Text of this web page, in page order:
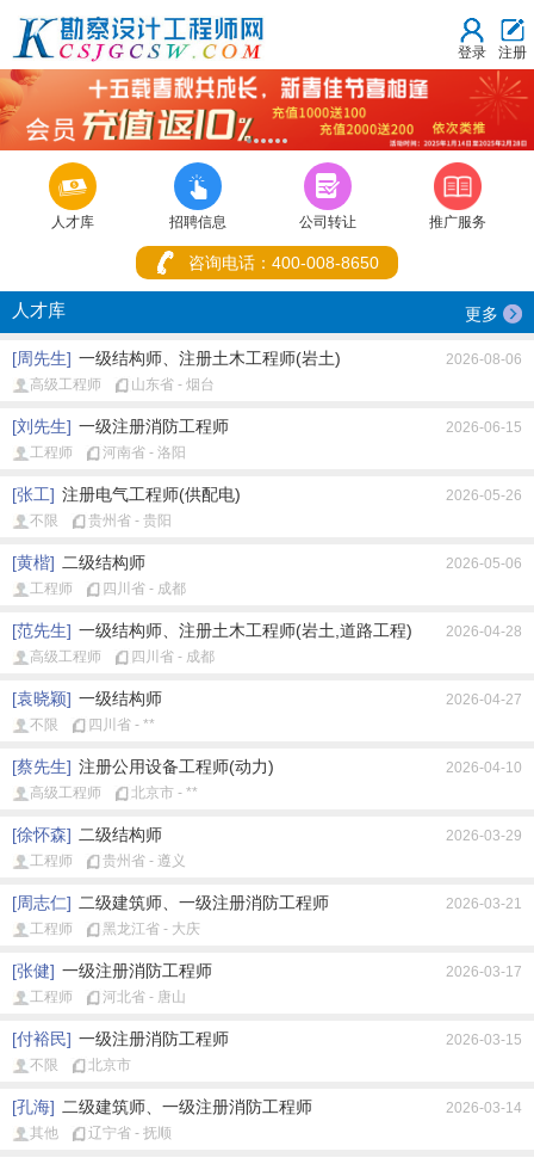
登录 注册
123456

人才库

招聘信息

公司转让 推广服务
咨询电话：400-008-8650
人才库 更多
[周先生] 一级结构师、注册土木工程师(岩土)
2026-08-06
高级工程师
山东省 - 烟台
[刘先生] 一级注册消防工程师
2026-06-15
工程师
河南省 - 洛阳
[张工] 注册电气工程师(供配电)
2026-05-26
不限
贵州省 - 贵阳
[黄楷] 二级结构师
2026-05-06
工程师
四川省 - 成都
[范先生] 一级结构师、注册土木工程师(岩土,道路工程)
2026-04-28
高级工程师
四川省 - 成都
[袁晓颖] 一级结构师
2026-04-27
不限
四川省 - **
[蔡先生] 注册公用设备工程师(动力)
2026-04-10
高级工程师
北京市 - **
[徐怀森] 二级结构师
2026-03-29
工程师
贵州省 - 遵义
[周志仁] 二级建筑师、一级注册消防工程师
2026-03-21
工程师
黑龙江省 - 大庆
[张健] 一级注册消防工程师
2026-03-17
工程师
河北省 - 唐山
[付裕民] 一级注册消防工程师
2026-03-15
不限
北京市
[孔海] 二级建筑师、一级注册消防工程师
2026-03-14
其他
辽宁省 - 抚顺